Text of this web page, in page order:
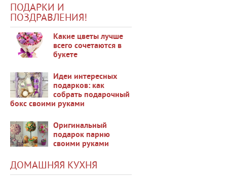
ПОДАРКИ И
ПОЗДРАВЛЕНИЯ!
Какие цветы лучше
всего сочетаются в
букете
48128
Идеи интересных
подарков: как
собрать подарочный
бокс своими руками
Оригинальный
подарок парню
своими руками
ДОМАШНЯЯ КУХНЯ